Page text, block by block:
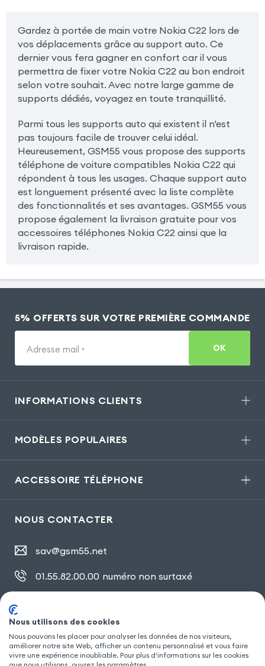
Gardez à portée de main votre Nokia C22 lors de
vos déplacements grâce au support auto. Ce
dernier vous fera gagner en confort car il vous
permettra de fixer votre Nokia C22 au bon endroit
selon votre souhait. Avec notre large gamme de
supports dédiés, voyagez en toute tranquillité.
Parmi tous les supports auto qui existent il n'est
pas toujours facile de trouver celui idéal.
Heureusement, GSM55 vous propose des supports
téléphone de voiture compatibles Nokia C22 qui
répondent à tous les usages. Chaque support auto
est longuement présenté avec la liste complète
des fonctionnalités et ses avantages. GSM55 vous
propose également la livraison gratuite pour vos
accessoires téléphones Nokia C22 ainsi que la
livraison rapide.
5% OFFERTS SUR VOTRE PREMIÈRE COMMANDE
Adresse mail * OK
INFORMATIONS CLIENTS
MODÈLES POPULAIRES
ACCESSOIRE TÉLÉPHONE
NOUS CONTACTER
sav@gsm55.net
01.55.82.00.00 numéro non surtaxé
SUIVEZ NOUS
Nous utilisons des cookies
Nous pouvons les placer pour analyser les données de nos visiteurs,
améliorer notre site Web, afficher un contenu personnalisé et vous faire
vivre une expérience inoubliable. Pour plus d'informations sur les cookies